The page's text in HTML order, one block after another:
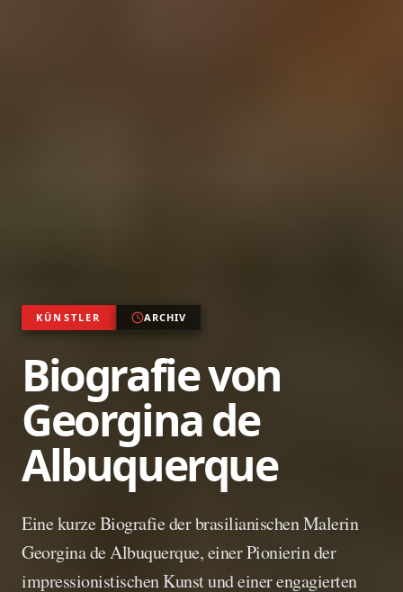
KÜNSTLER ARCHIV
Biografie von
Georgina de
Albuquerque
Eine kurze Biografie der brasilianischen Malerin
Georgina de Albuquerque, einer Pionierin der
impressionistischen Kunst und einer engagierten